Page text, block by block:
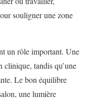
souligner une zone
un rôle important. Une
tandis qu’une
Le bon équilibre
une lumière